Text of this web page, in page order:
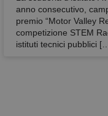
anno consecutivo,
premio “Motor Valley
competizione STEM
istituti tecnici pubblici